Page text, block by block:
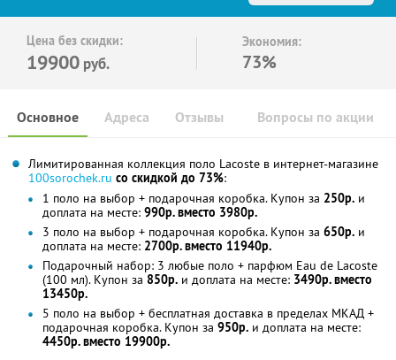
Цена без скидки:
19900 руб.
Экономия:
73%
Основное Отзывы Вопросы по акции
Адреса
Лимитированная коллекция поло Lacoste в интернет-магазине
100sorochek.ru со скидкой до 73%:
1 поло на выбор + подарочная коробка. Купон за 250р. и
доплата на месте: 990р. вместо 3980р.
3 поло на выбор + подарочная коробка. Купон за 650р. и
доплата на месте: 2700р. вместо 11940р.
Подарочный набор: 3 любые поло + парфюм Eau de Lacoste
(100 мл). Купон за 850р. и доплата на месте: 3490р. вместо
13450р.
5 поло на выбор + бесплатная доставка в пределах МКАД +
подарочная коробка. Купон за 950р. и доплата на месте:
4450р. вместо 19900р.